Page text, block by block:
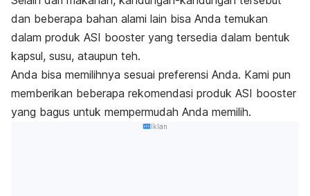
dan beberapa bahan alami lain bisa Anda temukan
dalam produk ASI booster yang tersedia dalam bentuk
kapsul, susu, ataupun teh.
Anda bisa memilihnya sesuai preferensi Anda. Kami pun
memberikan beberapa rekomendasi produk ASI booster
yang bagus untuk mempermudah Anda memilih.
Iklan